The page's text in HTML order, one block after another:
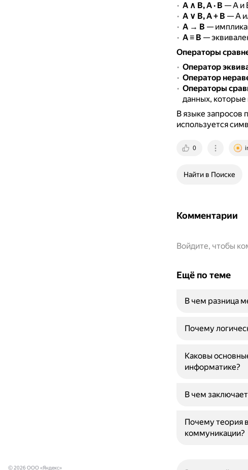
A ∧ B, A · B — A и
A ∨ B, A + B — A
A → B —
A ≡ B —
Операторы
Оператор
Оператор
Операторы
данных,
В языке запросов
используется
0
Найти в Поиске
Комментарии
Войдите, чтобы
Ещё по теме
В чем разница
Почему
Каковы
информатике?
В чем
Почему теория
коммуникации?
© 2026 ООО «Яндекс»